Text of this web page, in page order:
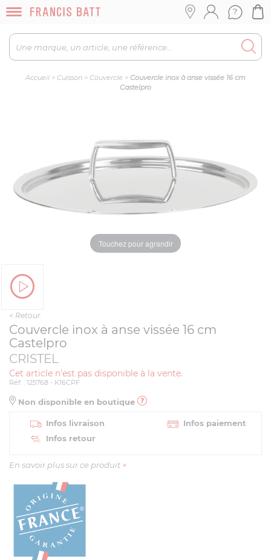
Accueil > Cuisson > Couvercle > Couvercle inox à anse vissée 16 cm
Castelpro
Touchez pour agrandir
< Retour
Couvercle inox à anse vissée 16 cm
Castelpro
CRISTEL
Cet article n'est pas disponible à la vente.
Réf. : 125768 - K16CPF
Non disponible en boutique
Infos livraison
Infos paiement
Infos retour
En savoir plus sur ce produit +